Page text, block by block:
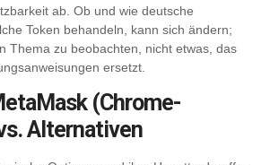
ab. Ob und wie deutsche
Token behandeln, kann sich ändern;
Thema zu beobachten, nicht etwas, das
ersetzt.
(Chrome-
Alternativen